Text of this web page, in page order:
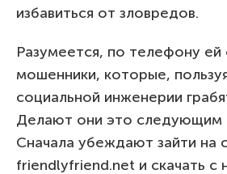
избавиться от зловредов.
Разумеется, по телефону ей
мошенники, которые,
социальной инженерии
Делают они это следующим
Сначала убеждают зайти на
friendlyfriend.net и скачать с